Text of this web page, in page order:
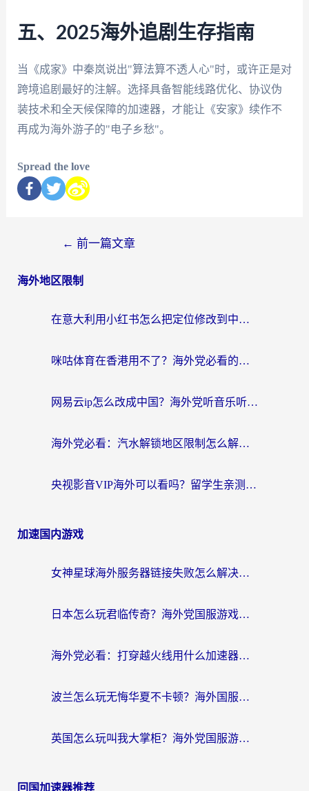
五、2025海外追剧生存指南
当《成家》中秦岚说出"算法算不透人心"时，或许正是对
跨境追剧最好的注解。选择具备智能线路优化、协议伪
装技术和全天候保障的加速器，才能让《安家》续作不
再成为海外游子的"电子乡愁"。
Spread the love
← 前一篇文章
海外地区限制
在意大利用小红书怎么把定位修改到中国国内？3个实用技巧+1个靠谱工具帮你搞定
咪咕体育在香港用不了？海外党必看的回国加速器选择指南（附3个真实场景解决方案）
网易云ip怎么改成中国？海外党听音乐听书的无痛解决方案
海外党必看：汽水解锁地区限制怎么解除？3招解决国内影音&生活服务难题
央视影音VIP海外可以看吗？留学生亲测有效的回国加速器选择指南
加速国内游戏
女神星球海外服务器链接失败怎么解决？海外党国服游戏加速避坑指南
日本怎么玩君临传奇？海外党国服游戏加速避坑指南（附菲律宾欧洲玩家实测）
海外党必看：打穿越火线用什么加速器？解决延迟卡顿，还能玩奇妙拼图世界和第五人格
波兰怎么玩无悔华夏不卡顿？海外国服游戏加速器终极指南（附征途2萤火突击解决方案）
英国怎么玩叫我大掌柜？海外党国服游戏加速避坑指南（附实测推荐）
回国加速器推荐